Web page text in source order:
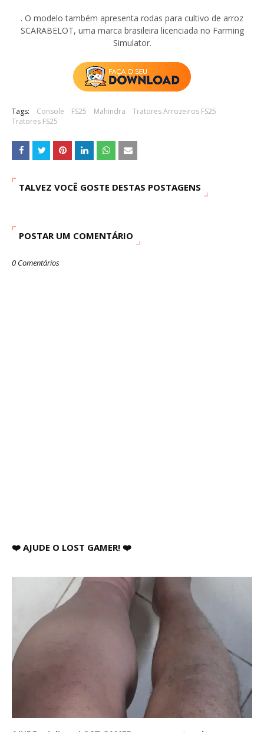
. O modelo também apresenta rodas para cultivo de arroz
SCARABELOT, uma marca brasileira licenciada no Farming
Simulator.
Tags: Console FS25 Mahindra
Tratores Arrozeiros FS25
Tratores FS25
TALVEZ VOCÊ GOSTE DESTAS POSTAGENS
POSTAR UM COMENTÁRIO
0 Comentários
❤️ AJUDE O LOST GAMER! ❤️